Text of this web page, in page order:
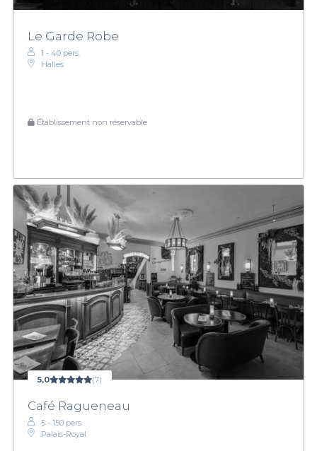
Le Garde Robe
1 - 40 pers.
Halles
Établissement non réservable
5,0 (7)
Café Ragueneau
5 - 150 pers.
Palais-Royal